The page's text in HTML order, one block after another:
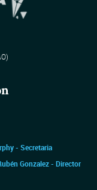
- Secretaria
Gonzalez - Director